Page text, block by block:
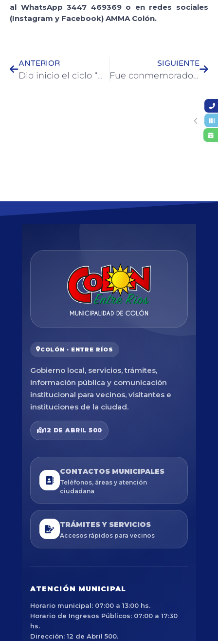
al WhatsApp 3447 469369 o en redes sociales
(Instagram y Facebook) AMMA Colón.
ANTERIOR
Dio inicio el ciclo “Manos Artesanas” en la Plaza San Martín de Colón
SIGUIENTE
Fue conmemorado Herminio Juan Quirós a 149 años de su nacimiento
COLÓN · ENTRE RÍOS
Gobierno local, servicios, trámites,
información pública y comunicación
institucional para vecinos, visitantes e
instituciones de la ciudad.
12 DE ABRIL 500
CONTACTOS MUNICIPALES
Teléfonos, áreas y atención
ciudadana
TRÁMITES Y SERVICIOS
Accesos rápidos para vecinos
ATENCIÓN MUNICIPAL
Horario municipal: 07:00 a 13:00 hs.
Horario de Ingresos Públicos: 07:00 a 17:30
hs.
Dirección: 12 de Abril 500.